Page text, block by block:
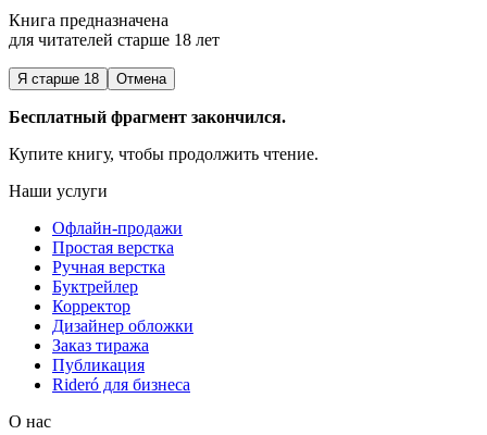
Книга предназначена
для читателей старше 18 лет
Я старше 18 Отмена
Бесплатный фрагмент закончился.
Купите книгу, чтобы продолжить чтение.
Наши услуги
Офлайн-продажи
Простая верстка
Ручная верстка
Буктрейлер
Корректор
Дизайнер обложки
Заказ тиража
Публикация
Rideró для бизнеса
О нас